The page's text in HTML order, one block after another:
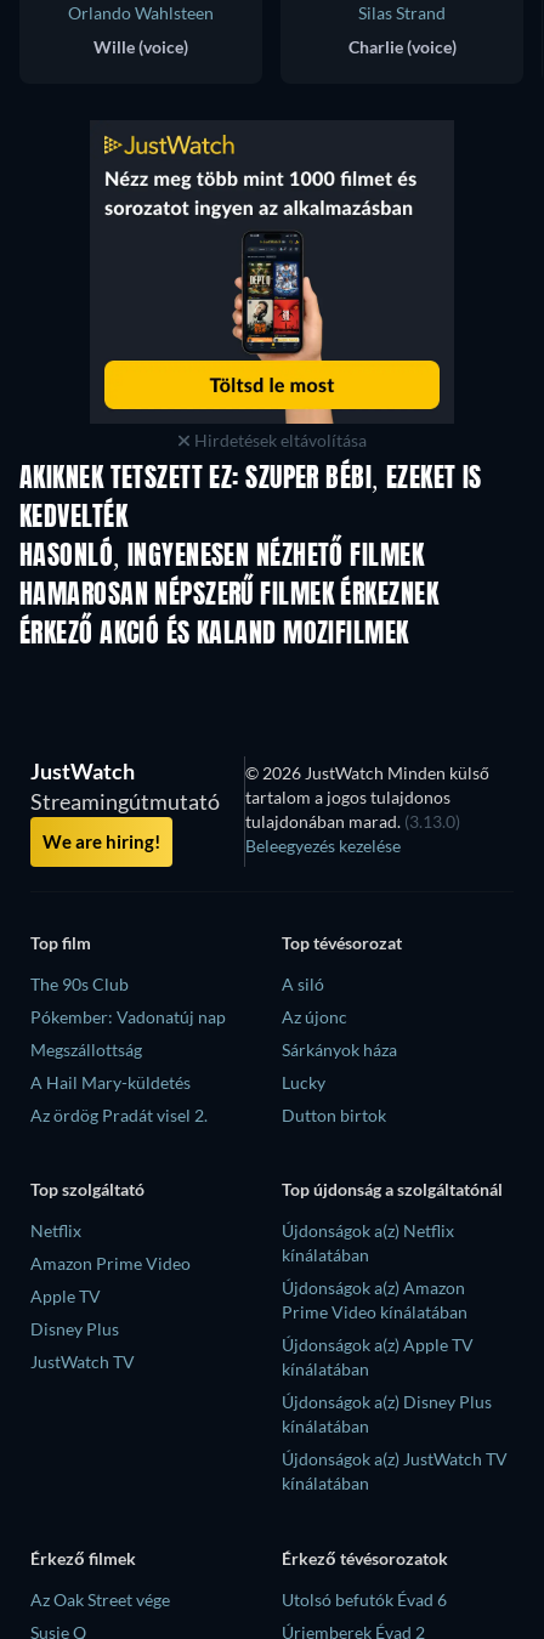
Orlando Wahlsteen
Wille (voice)
Silas Strand
Charlie (voice)
Hirdetések eltávolítása
AKIKNEK TETSZETT EZ: SZUPER BÉBI, EZEKET IS
KEDVELTÉK
HASONLÓ, INGYENESEN NÉZHETŐ FILMEK
HAMAROSAN NÉPSZERŰ FILMEK ÉRKEZNEK
ÉRKEZŐ AKCIÓ ÉS KALAND MOZIFILMEK
JustWatch
Streamingútmutató
We are hiring!
© 2026 JustWatch Minden külső
tartalom a jogos tulajdonos
tulajdonában marad. (3.13.0)
Beleegyezés kezelése
Top film
The 90s Club
Pókember: Vadonatúj nap
Megszállottság
A Hail Mary-küldetés
Az ördög Pradát visel 2.
Top tévésorozat
A siló
Az újonc
Sárkányok háza
Lucky
Dutton birtok
Top szolgáltató
Netflix
Amazon Prime Video
Apple TV
Disney Plus
JustWatch TV
Top újdonság a szolgáltatónál
Újdonságok a(z) Netflix
kínálatában
Újdonságok a(z) Amazon
Prime Video kínálatában
Újdonságok a(z) Apple TV
kínálatában
Újdonságok a(z) Disney Plus
kínálatában
Újdonságok a(z) JustWatch TV
kínálatában
Érkező filmek
Az Oak Street vége
Susie Q
Érkező tévésorozatok
Utolsó befutók Évad 6
Úriemberek Évad 2